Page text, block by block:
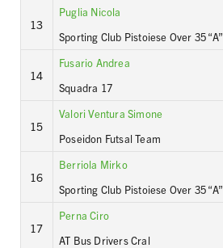
13
Puglia Nicola
Sporting Club Pistoiese Over 35 “A”
14
Fusario Andrea
Squadra 17
15
Valori Ventura Simone
Poseidon Futsal Team
16
Berriola Mirko
Sporting Club Pistoiese Over 35 “A”
17
Perna Ciro
AT Bus Drivers Cral